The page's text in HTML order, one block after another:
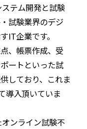
テム開発と試験
試験業界のデジ
IT企業です。
、帳票作成、受
ートといった試
しており、これま
導入頂いていま
ンライン試験不